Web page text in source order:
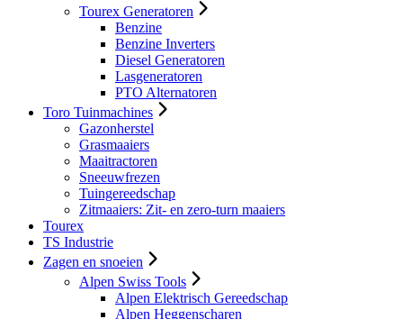
Tourex Generatoren
Benzine
Benzine Inverters
Diesel Generatoren
Lasgeneratoren
PTO Alternatoren
Toro Tuinmachines
Gazonherstel
Grasmaaiers
Maaitractoren
Sneeuwfrezen
Tuingereedschap
Zitmaaiers: Zit- en zero-turn maaiers
Tourex
TS Industrie
Zagen en snoeien
Alpen Swiss Tools
Alpen Elektrisch Gereedschap
Alpen Heggenscharen